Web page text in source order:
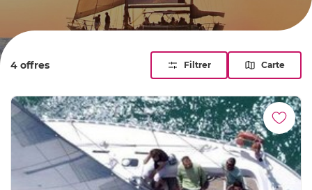
sous un nouveau jour. Sauf si vous préférez un tour en
bateau du côté de la baie du Mont Saint Michel ou une
4 offres Filtrer Carte